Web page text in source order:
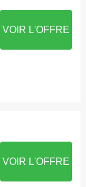
VOIR L'OFFRE
VOIR L'OFFRE